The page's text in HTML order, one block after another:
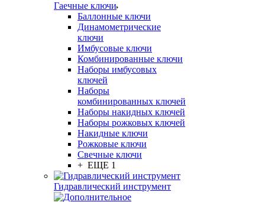
Гаечные ключи
Баллонные ключи
Динамометрические
ключи
Имбусовые ключи
Комбинированные ключи
Наборы имбусовых
ключей
Наборы
комбинированных ключей
Наборы накидных ключей
Наборы рожковых ключей
Накидные ключи
Рожковые ключи
Свечные ключи
+ ЕЩЕ 1
Гидравлический инструмент